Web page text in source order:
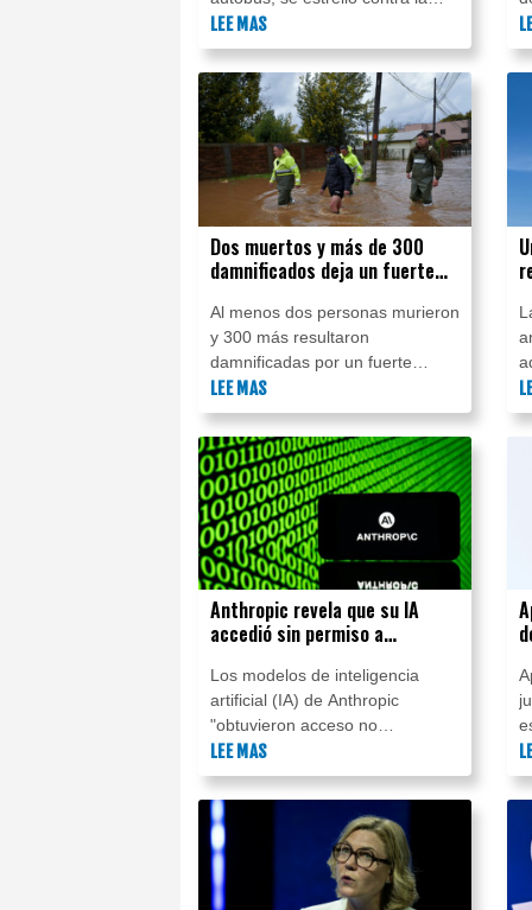
Luna, tal como estaba previsto,
dijeron científicos este miércoles,
después de que un telescopio en
Chile registró una nube de
escombros.
LEE MAS
Dos muertos y más de 300
damnificados deja un fuerte
Al menos dos personas murieron
y 300 más resultaron
damnificadas por un fuerte
temporal que azota el centro y
sur de Chile, informaron este
sábado las autoridades.
LEE MAS
Anthropic revela que su IA
accedió sin permiso a
organizaciones
Los modelos de inteligencia
artificial (IA) de Anthropic
"obtuvieron acceso no
autorizado" a tres
organizaciones durante pruebas
que se suponía que debían
mantenerlos alejados de los
sistemas "del mundo real",
informó la compañía el jueves.
LEE MAS